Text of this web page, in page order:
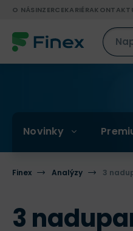
O NÁSINZERCEKARIÉRA
Novinky
Finex Analýzy 3
3